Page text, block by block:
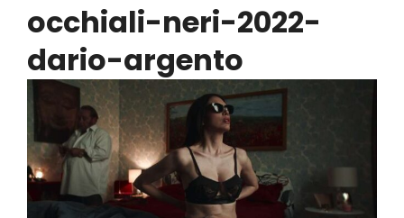
occhiali-neri-2022-
dario-argento